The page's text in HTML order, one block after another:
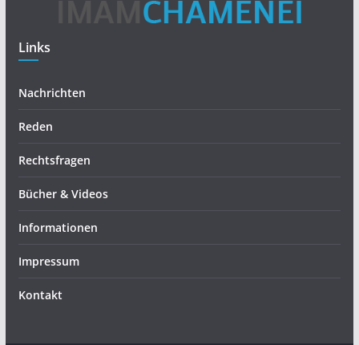
Links
Nachrichten
Reden
Rechtsfragen
Bücher & Videos
Informationen
Impressum
Kontakt